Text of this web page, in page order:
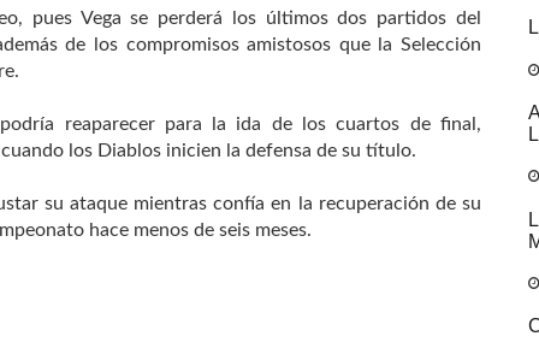
pues Vega se perderá los últimos dos partidos del
de los compromisos amistosos que la Selección
reaparecer para la ida de los cuartos de final,
los Diablos inicien la defensa de su título.
su ataque mientras confía en la recuperación de su
hace menos de seis meses.